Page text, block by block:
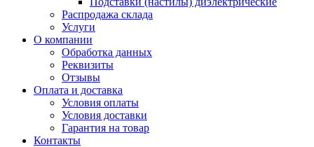
Распродажа склада
Услуги
О компании
Обработка данных
Реквизиты
Отзывы
Оплата и доставка
Условия оплаты
Условия доставки
Гарантия на товар
Контакты